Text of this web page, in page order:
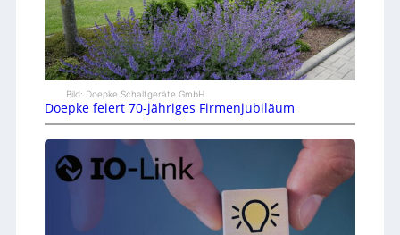
Bild: Doepke Schaltgeräte GmbH
Doepke feiert 70-jähriges Firmenjubiläum